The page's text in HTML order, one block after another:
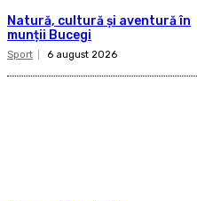
Natură, cultură și aventură în
munții Bucegi
Sport 6 august 2026